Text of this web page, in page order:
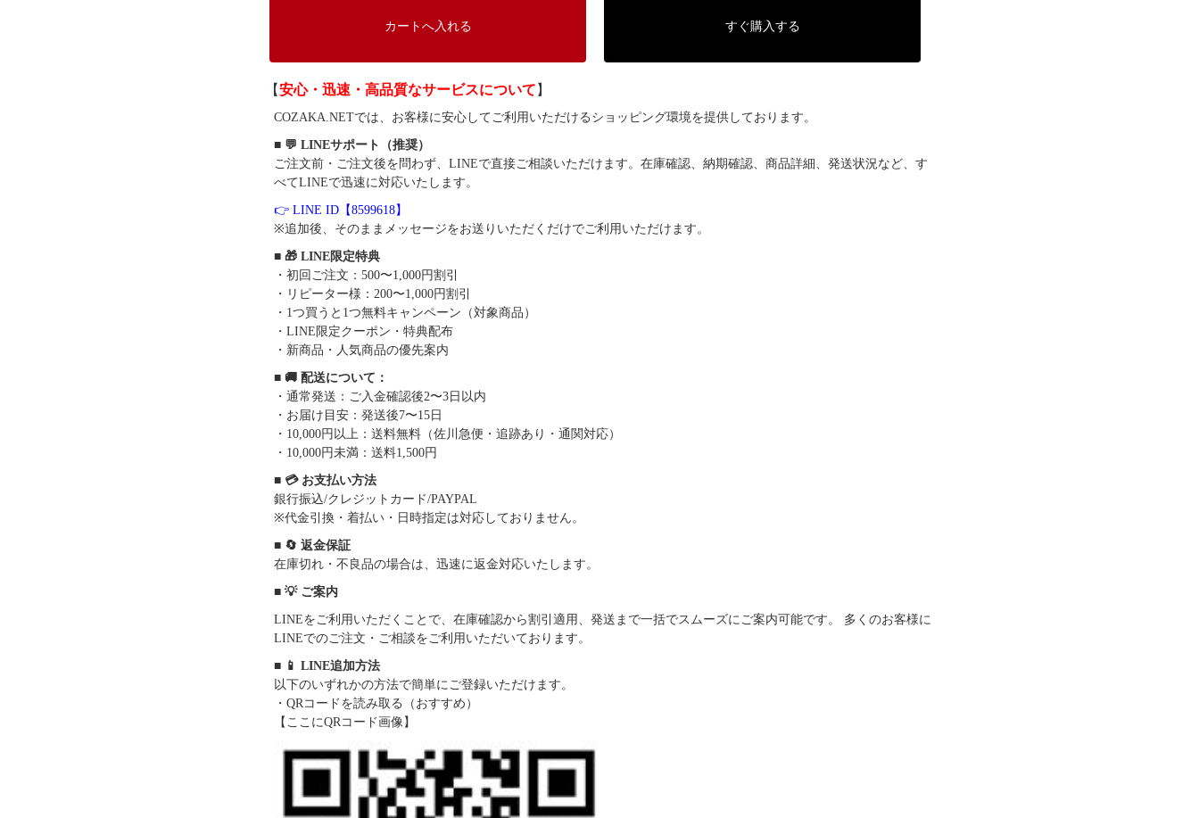
カートへ入れる すぐ購入する
【安心・迅速・高品質なサービスについて 】
COZAKA.NETでは、お客様に安心してご利用いただけるショッピング環境を提供しております。
■ 💬 LINEサポート（推奨）
ご注文前・ご注文後を問わず、LINEで直接ご相談いただけます。在庫確認、納期確認、商品詳細、発送状況など、す
べてLINEで迅速に対応いたします。
👉 LINE ID【8599618】
※追加後、そのままメッセージをお送りいただくだけでご利用いただけます。
■ 🎁 LINE限定特典
・初回ご注文：500〜1,000円割引
・リピーター様：200〜1,000円割引
・1つ買うと1つ無料キャンペーン（対象商品）
・LINE限定クーポン・特典配布
・新商品・人気商品の優先案内
■ 🚚 配送について：
・通常発送：ご入金確認後2〜3日以内
・お届け目安：発送後7〜15日
・10,000円以上：送料無料（佐川急便・追跡あり・通関対応）
・10,000円未満：送料1,500円
■ 💳 お支払い方法
銀行振込/クレジットカード/PAYPAL
※代金引換・着払い・日時指定は対応しておりません。
■ 🔄 返金保証
在庫切れ・不良品の場合は、迅速に返金対応いたします。
■ 💡 ご案内
LINEをご利用いただくことで、在庫確認から割引適用、発送まで一括でスムーズにご案内可能です。 多くのお客様に
LINEでのご注文・ご相談をご利用いただいております。
■ 📱 LINE追加方法
以下のいずれかの方法で簡単にご登録いただけます。
・QRコードを読み取る（おすすめ）
【ここにQRコード画像】